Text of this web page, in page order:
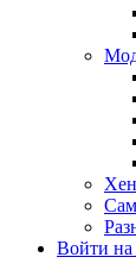
Войти на